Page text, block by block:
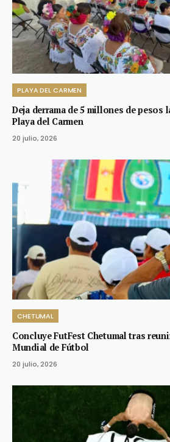
PLAYA DEL CARMEN
Deja derrama de 5 millones de pesos
Playa del Carmen
20 julio, 2026
CHETUMAL
Concluye FutFest Chetumal tras
Mundial de Fútbol
20 julio, 2026